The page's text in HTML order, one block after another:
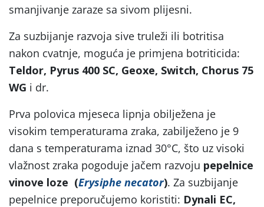
smanjivanje zaraze sa sivom plijesni.
Za suzbijanje razvoja sive truleži ili botritisa
nakon cvatnje, moguća je primjena botriticida:
Teldor, Pyrus 400 SC, Geoxe, Switch, Chorus 75
WG i dr.
Prva polovica mjeseca lipnja obilježena je
visokim temperaturama zraka, zabilježeno je 9
dana s temperaturama iznad 30°C, što uz visoki
vlažnost zraka pogoduje jačem razvoju pepelnice
vinove loze (Erysiphe necator). Za suzbijanje
pepelnice preporučujemo koristiti: Dynali EC,